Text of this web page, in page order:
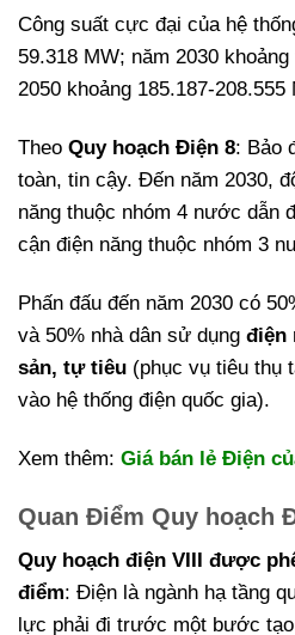
Công suất cực đại của hệ
59.318 MW; năm 2030
2050 khoảng 185.187-208.555
Theo Quy hoạch Điện 8: Bảo
toàn, tin cậy. Đến năm 2030,
năng thuộc nhóm 4 nước dẫn
cận điện năng thuộc nhóm 3
Phấn đấu đến năm 2030 có
và 50% nhà dân sử dụng điện
sản, tự tiêu (phục vụ tiêu thụ
vào hệ thống điện quốc gia).
Xem thêm: Giá bán lẻ Điện
Quan Điểm Quy hoạch
Quy hoạch điện VIII được
điểm: Điện là ngành hạ tầng
lực phải đi trước một bước